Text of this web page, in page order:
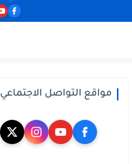
مواقع التواصل الاجتماعي